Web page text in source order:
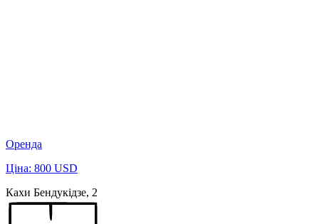
Оренда
Ціна: 800 USD
Кахи Бендукідзе, 2